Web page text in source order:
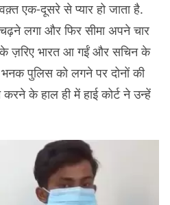
एक-दूसरे से प्यार हो जाता है.
लगा और फिर सीमा अपने चार
के ज़रिए भारत आ गईं और सचिन के
पुलिस को लगने पर दोनों की
करने के हाल ही में हाई कोर्ट ने उन्हें